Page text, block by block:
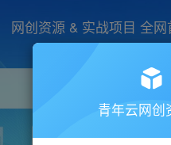
网创资源 & 实战项目 全
项目 引流 抖音 短
青年云网创